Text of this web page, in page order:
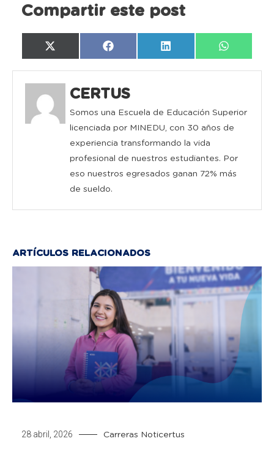
Compartir este post
Compartir
en
X
(Twitter)
Compartir
en
Facebook
Compartir
en
LinkedIn
Compartir
en
CERTUS
Somos una Escuela de Educación Superior
licenciada por MINEDU, con 30 años de
experiencia transformando la vida
profesional de nuestros estudiantes. Por
eso nuestros egresados ganan 72% más
de sueldo.
ARTÍCULOS RELACIONADOS
28 abril, 2026 Carreras Noticertus